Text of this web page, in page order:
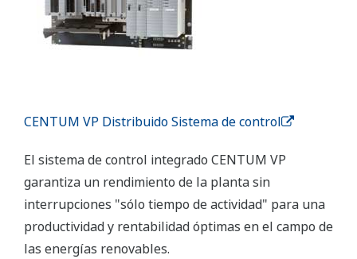
CENTUM VP Distribuido Sistema de control
El sistema de control integrado CENTUM VP
garantiza un rendimiento de la planta sin
interrupciones "sólo tiempo de actividad" para una
productividad y rentabilidad óptimas en el campo de
las energías renovables.